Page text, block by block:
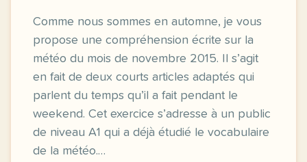
Comme nous sommes en automne, je vous
propose une compréhension écrite sur la
météo du mois de novembre 2015. Il s’agit
en fait de deux courts articles adaptés qui
parlent du temps qu’il a fait pendant le
weekend. Cet exercice s’adresse à un public
de niveau A1 qui a déjà étudié le vocabulaire
de la météo.…